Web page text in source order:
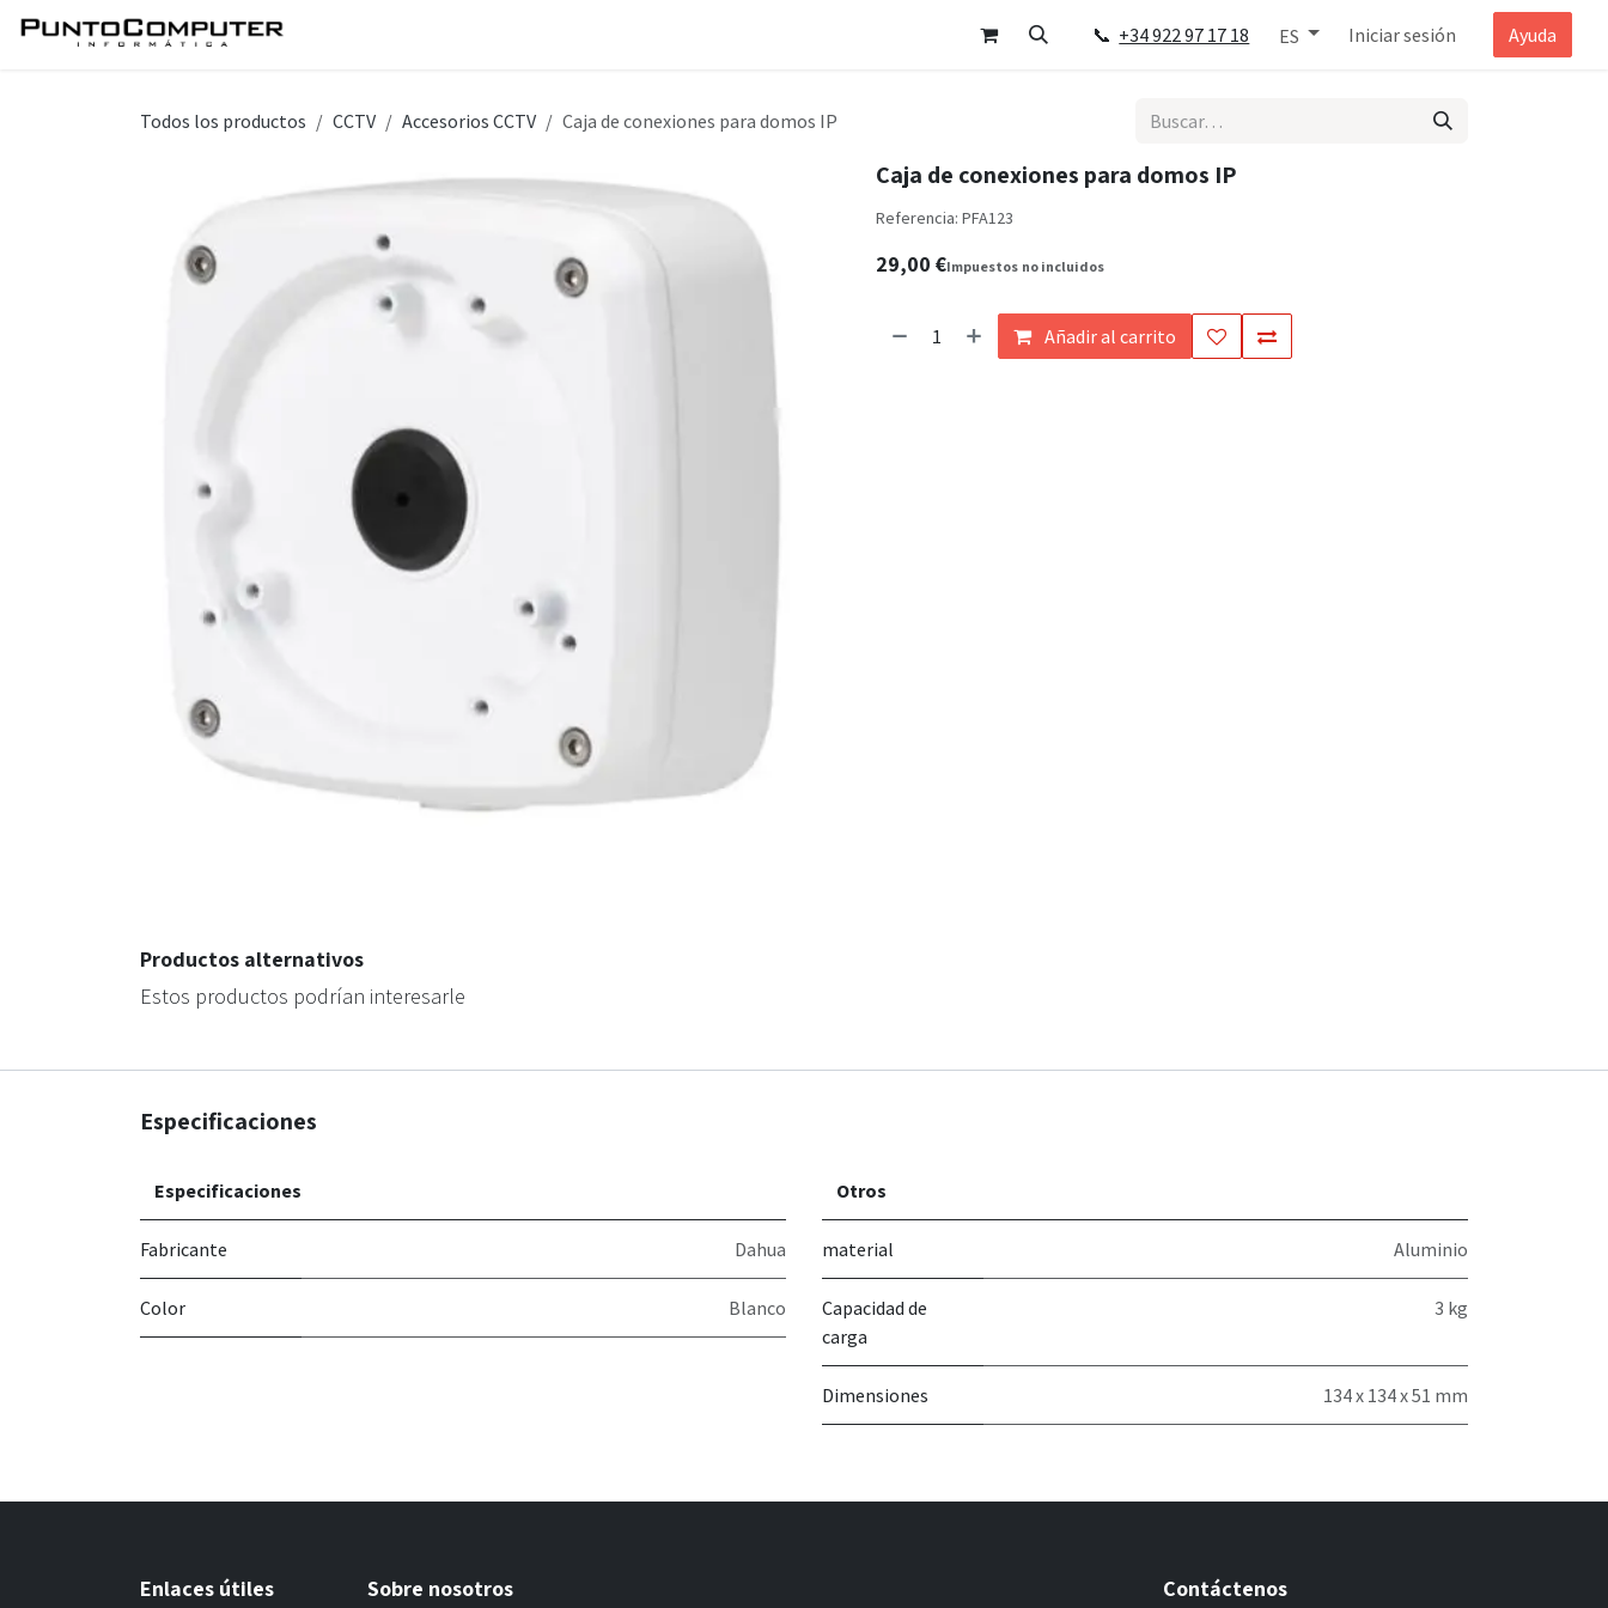
Ir al contenido
📞 +34 922 97 17 18 ES Iniciar sesión Ayuda
Todos los productos CCTV Accesorios CCTV Caja de conexiones para domos IP
Caja de conexiones para domos IP
Referencia: PFA123
29,00 €Impuestos no incluidos
Añadir al carrito
Productos alternativos
Estos productos podrían interesarle
Especificaciones
Especificaciones
Fabricante Dahua
Color Blanco
Otros
material Aluminio
Capacidad de
carga
3 kg
Dimensiones 134 x 134 x 51 mm
Enlaces útiles Sobre nosotros Contáctenos